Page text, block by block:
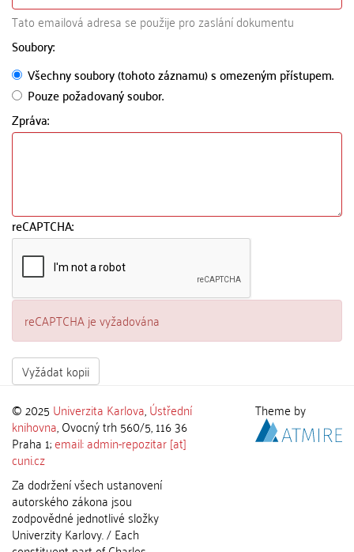
Tato emailová adresa se použije pro zaslání dokumentu
Soubory:
Všechny soubory (tohoto záznamu) s omezeným přístupem.
Pouze požadovaný soubor.
Zpráva:
reCAPTCHA:
reCAPTCHA je vyžadována
Vyžádat kopii
© 2025 Univerzita Karlova,Ústřední
knihovna, Ovocný trh 560/5, 116 36
Praha 1;email: admin-repozitar [at]
cuni.cz
Za dodržení všech ustanovení
autorského zákona jsou
zodpovědné jednotlivé složky
Univerzity Karlovy. / Each
Theme by